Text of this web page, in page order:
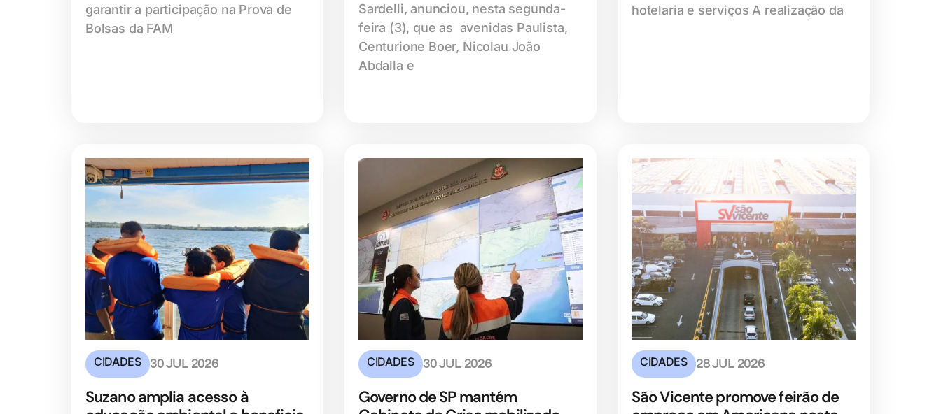
garantir a participação na Prova de
Bolsas da FAM
Sardelli, anunciou, nesta segunda-
feira (3), que as avenidas Paulista,
Centurione Boer, Nicolau João
Abdalla e
hotelaria e serviços A realização da
CIDADES 30 JUL 2026
Suzano amplia acesso à
CIDADES 30 JUL 2026
Governo de SP mantém
CIDADES 28 JUL 2026
São Vicente promove feirão de